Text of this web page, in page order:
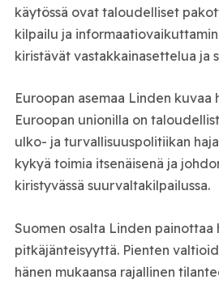
käytössä ovat taloudelliset
kilpailu ja
kiristävät vastakkainasettelua ja
Euroopan asemaa Linden kuvaa
Euroopan unionilla on
ulko- ja turvallisuuspolitiikan
kykyä toimia itsenäisenä ja
kiristyvässä suurvaltakilpailussa.
Suomen osalta Linden painottaa
pitkäjänteisyyttä. Pienten
hänen mukaansa rajallinen